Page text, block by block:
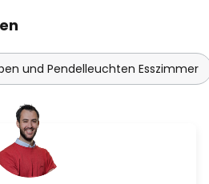
und Pendelleuchten Esszimmer